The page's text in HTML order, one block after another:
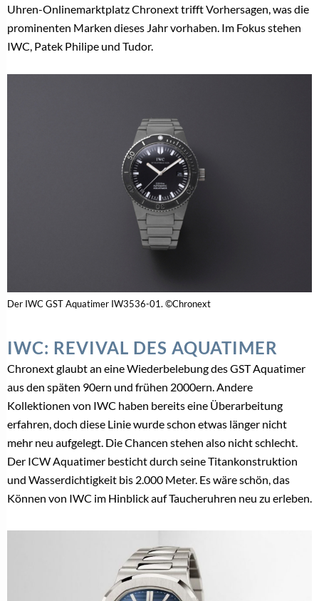
Uhren-Onlinemarktplatz Chronext trifft Vorhersagen, was die
prominenten Marken dieses Jahr vorhaben. Im Fokus stehen
IWC, Patek Philipe und Tudor.
Der IWC GST Aquatimer IW3536-01. ©Chronext
IWC: REVIVAL DES AQUATIMER
Chronext glaubt an eine Wiederbelebung des GST Aquatimer
aus den späten 90ern und frühen 2000ern. Andere
Kollektionen von IWC haben bereits eine Überarbeitung
erfahren, doch diese Linie wurde schon etwas länger nicht
mehr neu aufgelegt. Die Chancen stehen also nicht schlecht.
Der ICW Aquatimer besticht durch seine Titankonstruktion
und Wasserdichtigkeit bis 2.000 Meter. Es wäre schön, das
Können von IWC im Hinblick auf Taucheruhren neu zu erleben.